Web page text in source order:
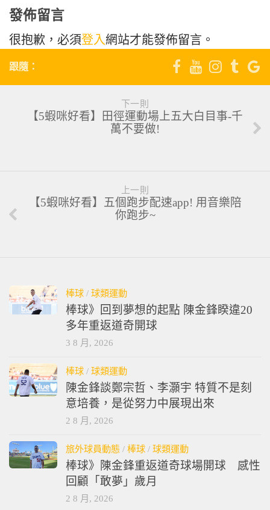
發佈留言
很抱歉，必須登入網站才能發佈留言。
跟隨：
下一則
【5蝦咪好看】田徑運動場上五大白目事-千
萬不要做!
上一則
【5蝦咪好看】五個跑步配速app! 用音樂陪
你跑步~
棒球 / 球類運動
棒球》回到夢想的起點 陳金鋒睽違20
多年重返道奇開球
3 8 月, 2026
棒球 / 球類運動
陳金鋒談鄭宗哲、李灝宇 特質不是刻
意培養，是從努力中展現出來
2 8 月, 2026
旅外球員動態 / 棒球 / 球類運動
棒球》陳金鋒重返道奇球場開球 感性
回顧「敢夢」歲月
2 8 月, 2026